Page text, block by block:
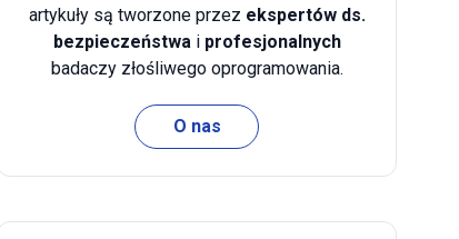
artykuły są tworzone przez ekspertów ds.
bezpieczeństwai profesjonalnych
badaczy złośliwego oprogramowania.
O nas